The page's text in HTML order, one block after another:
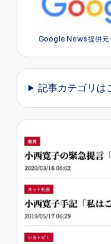
Google News 提供元
記事カテゴリは